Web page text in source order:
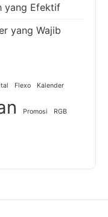
yang Efektif
yang Wajib
Flexo Kalender
Promosi RGB